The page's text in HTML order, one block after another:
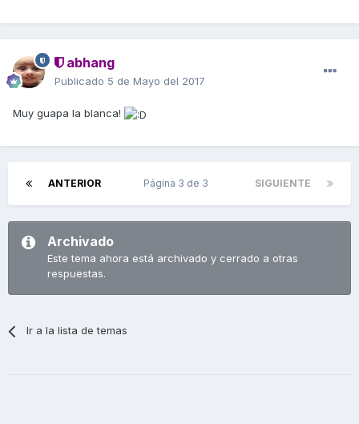
abhang
Publicado 5 de Mayo del 2017
Muy guapa la blanca!
ANTERIOR SIGUIENTE
Página 3 de 3
Archivado
Este tema ahora está archivado y cerrado a otras
respuestas.
Ir a la lista de temas